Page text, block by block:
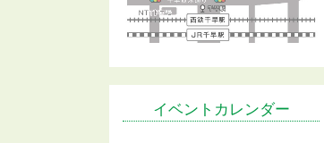
イベントカレンダー